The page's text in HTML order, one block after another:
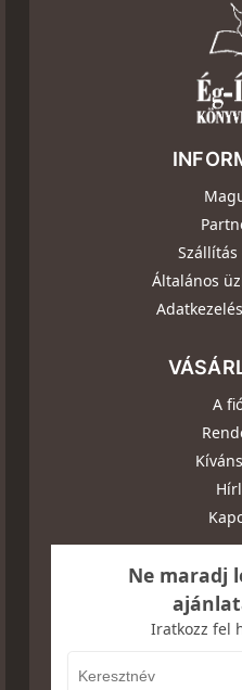
Szállítás
Általános
A
Ne maradj
Iratkozz fel